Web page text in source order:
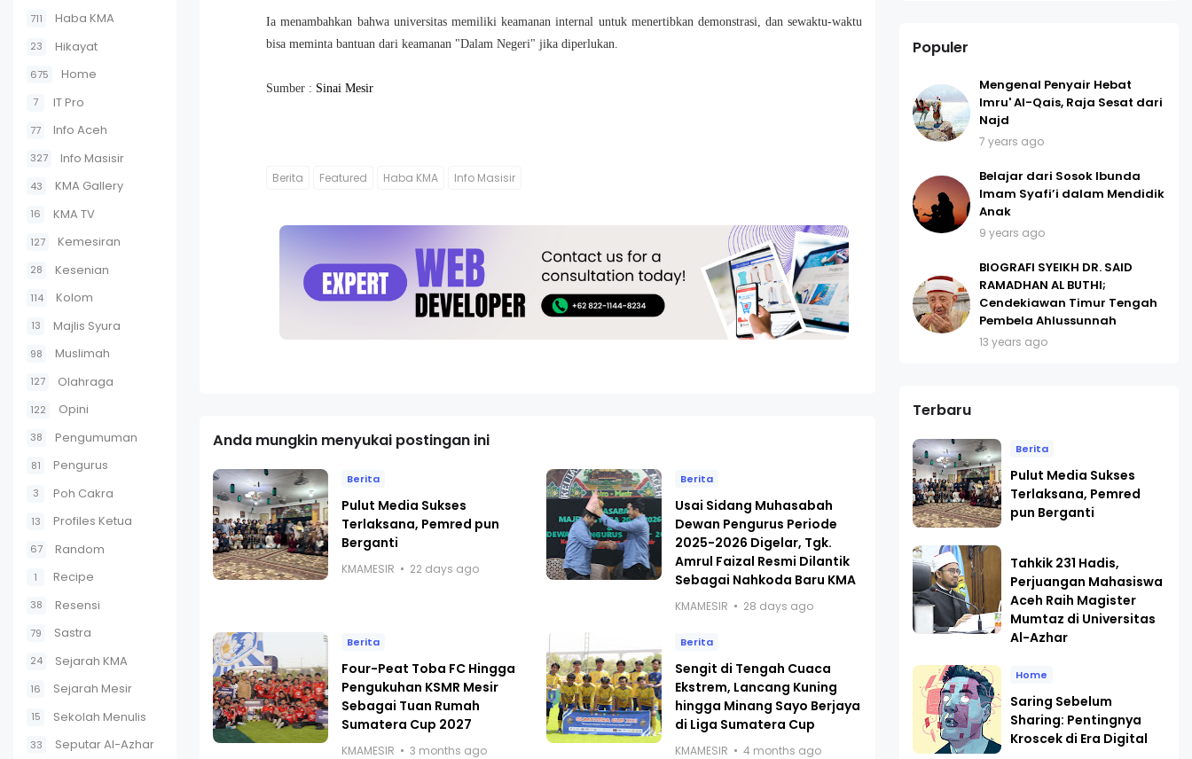
711 Haba KMA
23 Hikayat
675 Home
7 IT Pro
77 Info Aceh
327 Info Masisir
43 KMA Gallery
16 KMA TV
127 Kemesiran
28 Kesenian
114 Kolom
13 Majlis Syura
98 Muslimah
127 Olahraga
122 Opini
38 Pengumuman
81 Pengurus
3 Poh Cakra
13 Profiles Ketua
67 Random
1 Recipe
38 Resensi
79 Sastra
24 Sejarah KMA
16 Sejarah Mesir
15 Sekolah Menulis
33 Seputar Al-Azhar
Ia menambahkan bahwa universitas memiliki keamanan internal untuk menertibkan demonstrasi, dan sewaktu-waktu
bisa meminta bantuan dari keamanan "Dalam Negeri" jika diperlukan.
Sumber : Sinai Mesir
Berita Featured Haba KMA Info Masisir
Anda mungkin menyukai postingan ini
Berita
Pulut Media Sukses
Terlaksana, Pemred pun
Berganti
KMAMESIR 22 days ago
Berita
Usai Sidang Muhasabah
Dewan Pengurus Periode
2025-2026 Digelar, Tgk.
Amrul Faizal Resmi Dilantik
Sebagai Nahkoda Baru KMA
KMAMESIR 28 days ago
Berita
Four-Peat Toba FC Hingga
Pengukuhan KSMR Mesir
Sebagai Tuan Rumah
Sumatera Cup 2027
KMAMESIR 3 months ago
Berita
Sengit di Tengah Cuaca
Ekstrem, Lancang Kuning
hingga Minang Sayo Berjaya
di Liga Sumatera Cup
KMAMESIR 4 months ago
Populer
Mengenal Penyair Hebat
Imru' Al-Qais, Raja Sesat dari
Najd
7 years ago
Belajar dari Sosok Ibunda
Imam Syafi’i dalam Mendidik
Anak
9 years ago
BIOGRAFI SYEIKH DR. SAID
RAMADHAN AL BUTHI;
Cendekiawan Timur Tengah
Pembela Ahlussunnah
13 years ago
Terbaru
Berita
Pulut Media Sukses
Terlaksana, Pemred
pun Berganti
Tahkik 231 Hadis,
Perjuangan Mahasiswa
Aceh Raih Magister
Mumtaz di Universitas
Al-Azhar
Home
Saring Sebelum
Sharing: Pentingnya
Kroscek di Era Digital